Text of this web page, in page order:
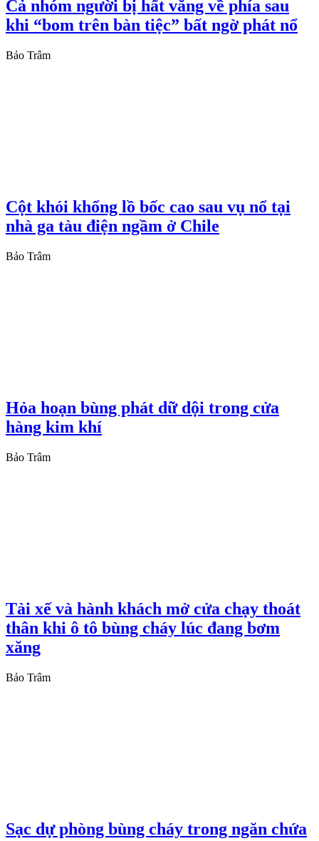
Cả nhóm người bị hất văng về phía sau
khi “bom trên bàn tiệc” bất ngờ phát nổ
Bảo Trâm
Cột khói khổng lồ bốc cao sau vụ nổ tại
nhà ga tàu điện ngầm ở Chile
Bảo Trâm
Hỏa hoạn bùng phát dữ dội trong cửa
hàng kim khí
Bảo Trâm
Tài xế và hành khách mở cửa chạy thoát
thân khi ô tô bùng cháy lúc đang bơm
xăng
Bảo Trâm
Sạc dự phòng bùng cháy trong ngăn chứa